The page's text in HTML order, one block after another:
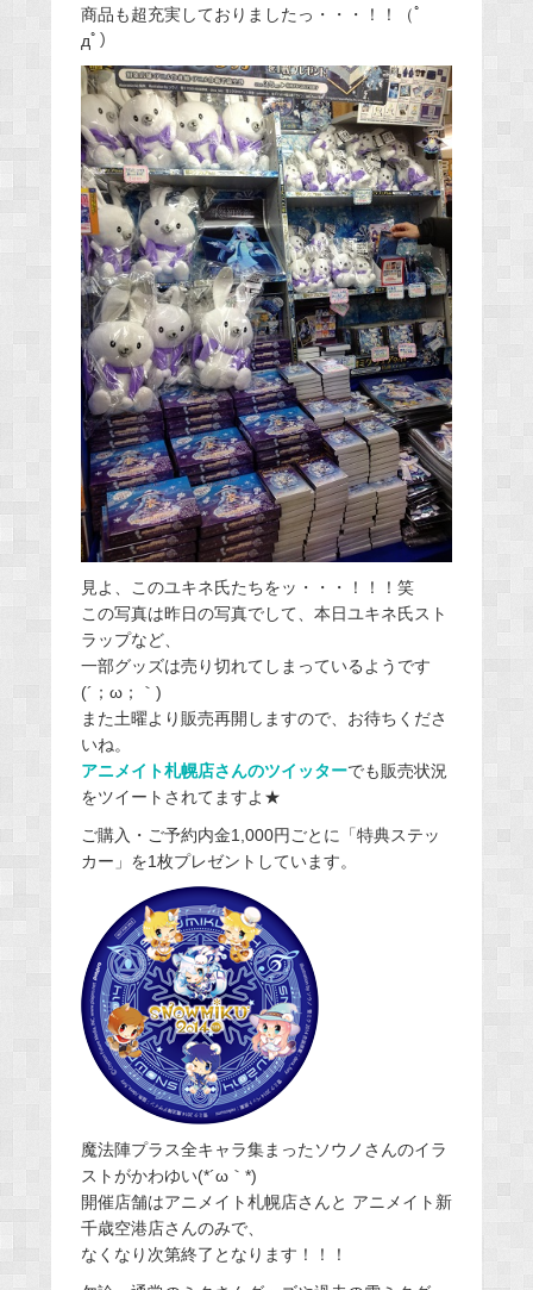
商品も超充実しておりましたっ・・・！！（ﾟ
дﾟ）
見よ、このユキネ氏たちをッ・・・！！！笑
この写真は昨日の写真でして、本日ユキネ氏スト
ラップなど、
一部グッズは売り切れてしまっているようです
(´；ω；｀)
また土曜より販売再開しますので、お待ちくださ
いね。
アニメイト札幌店さんのツイッターでも販売状況
をツイートされてますよ★
ご購入・ご予約内金1,000円ごとに「特典ステッ
カー」を1枚プレゼントしています。
魔法陣プラス全キャラ集まったソウノさんのイラ
ストがかわゆい(*´ω｀*)
開催店舗はアニメイト札幌店さんと アニメイト新
千歳空港店さんのみで、
なくなり次第終了となります！！！